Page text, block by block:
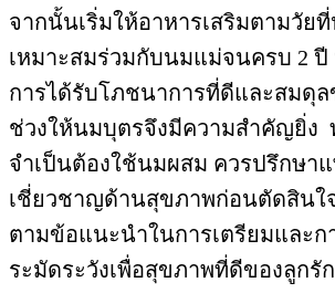
จากนั้นเริ่มให้อาหารเสริมตามวัย
เหมาะสมร่วมกับนมแม่จนครบ 2
การได้รับโภชนาการที่ดีและสมดุ
ช่วงให้นมบุตรจึงมีความสำคัญยิ่ง
จำเป็นต้องใช้นมผสม ควรปรึกษา
เชี่ยวชาญด้านสุขภาพก่อนตัดสินใ
ตามข้อแนะนำในการเตรียมและก
ระมัดระวังเพื่อสุขภาพที่ดีของลูกรัก